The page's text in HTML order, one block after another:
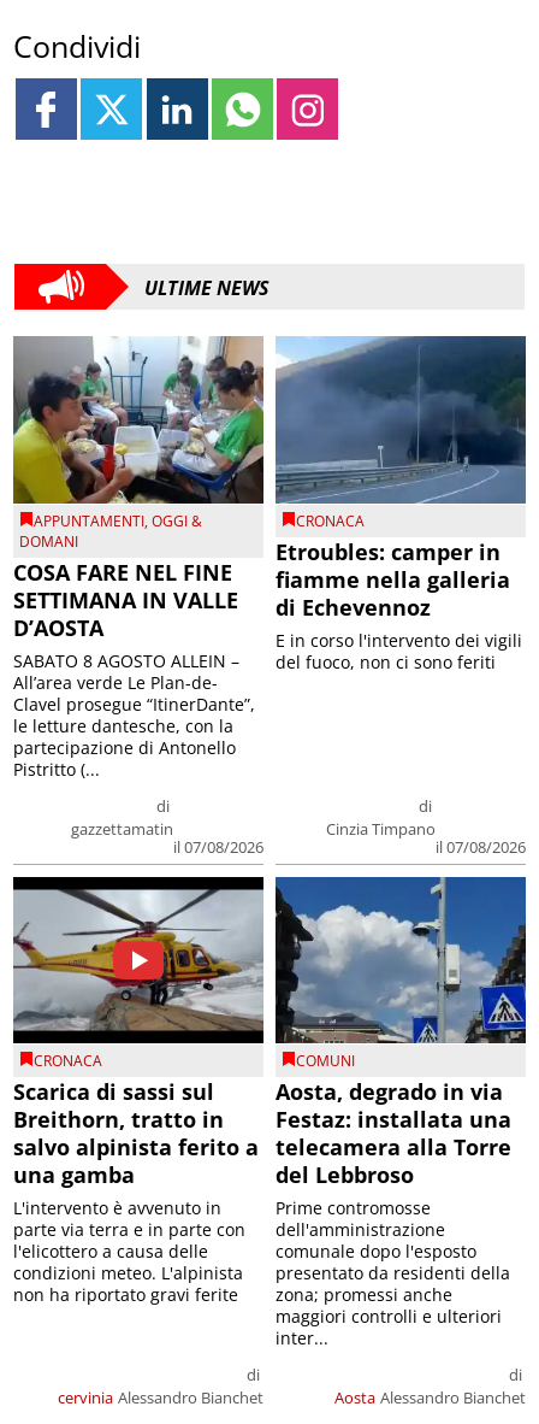
Condividi
ULTIME NEWS
APPUNTAMENTI,OGGI &
DOMANI
COSA FARE NEL FINE
SETTIMANA IN VALLE
D’AOSTA
di
gazzettamatin
il 07/08/2026
SABATO 8 AGOSTO ALLEIN –
All’area verde Le Plan-de-
Clavel prosegue “ItinerDante”,
le letture dantesche, con la
partecipazione di Antonello
Pistritto (...
CRONACA
Etroubles: camper in
fiamme nella galleria
di Echevennoz
di
Cinzia Timpano
il 07/08/2026
E in corso l'intervento dei vigili
del fuoco, non ci sono feriti
CRONACA
Scarica di sassi sul
Breithorn, tratto in
salvo alpinista ferito a
una gamba
cervinia
di
Alessandro Bianchet
L'intervento è avvenuto in
parte via terra e in parte con
l'elicottero a causa delle
condizioni meteo. L'alpinista
non ha riportato gravi ferite
COMUNI
Aosta, degrado in via
Festaz: installata una
telecamera alla Torre
del Lebbroso
Aosta
di
Alessandro Bianchet
Prime contromosse
dell'amministrazione
comunale dopo l'esposto
presentato da residenti della
zona; promessi anche
maggiori controlli e ulteriori
inter...